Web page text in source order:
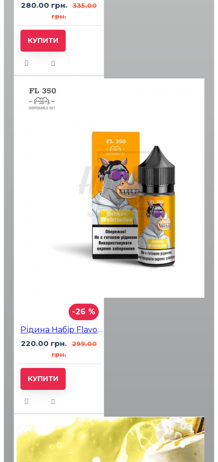
280.00 грн.
335.00
грн.
КУПИТИ
-26 %
Рідина Набір Flavorlab FL350 Banana Watermelon (Банан Арбуз) 30мл 5%
220.00 грн.
299.00
грн.
КУПИТИ